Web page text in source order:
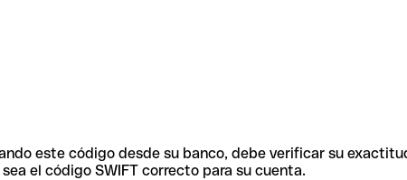
este código desde su banco, debe verificar su
el código SWIFT correcto para su cuenta.